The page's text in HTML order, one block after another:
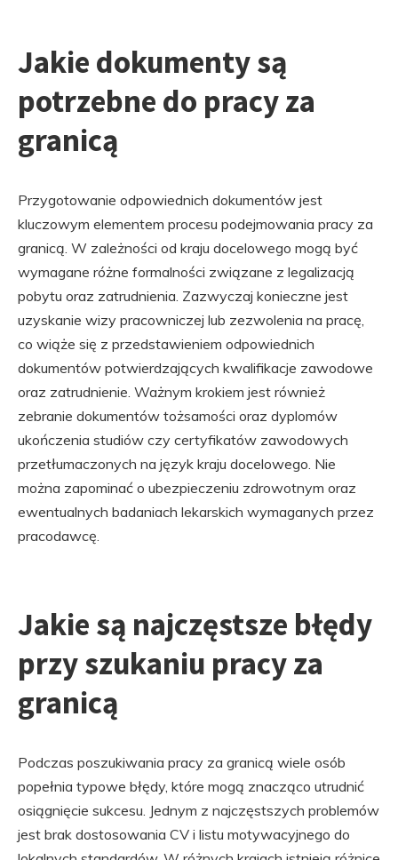
Jakie dokumenty są
potrzebne do pracy za
granicą
Przygotowanie odpowiednich dokumentów jest
kluczowym elementem procesu podejmowania pracy za
granicą. W zależności od kraju docelowego mogą być
wymagane różne formalności związane z legalizacją
pobytu oraz zatrudnienia. Zazwyczaj konieczne jest
uzyskanie wizy pracowniczej lub zezwolenia na pracę,
co wiąże się z przedstawieniem odpowiednich
dokumentów potwierdzających kwalifikacje zawodowe
oraz zatrudnienie. Ważnym krokiem jest również
zebranie dokumentów tożsamości oraz dyplomów
ukończenia studiów czy certyfikatów zawodowych
przetłumaczonych na język kraju docelowego. Nie
można zapominać o ubezpieczeniu zdrowotnym oraz
ewentualnych badaniach lekarskich wymaganych przez
pracodawcę.
Jakie są najczęstsze błędy
przy szukaniu pracy za
granicą
Podczas poszukiwania pracy za granicą wiele osób
popełnia typowe błędy, które mogą znacząco utrudnić
osiągnięcie sukcesu. Jednym z najczęstszych problemów
jest brak dostosowania CV i listu motywacyjnego do